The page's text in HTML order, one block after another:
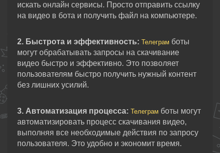
искать онлайн сервисы. Просто отправить ссылку
на видео в бота и получить файл на компьютере.
2. Быстрота и эффективность: Телеграм боты
могут обрабатывать запросы на скачивание
видео быстро и эффективно. Это позволяет
пользователям быстро получить нужный контент
без лишних усилий.
3. Автоматизация процесса: Телеграм боты могут
автоматизировать процесс скачивания видео,
выполняя все необходимые действия по запросу
пользователя. Это удобно и экономит время.